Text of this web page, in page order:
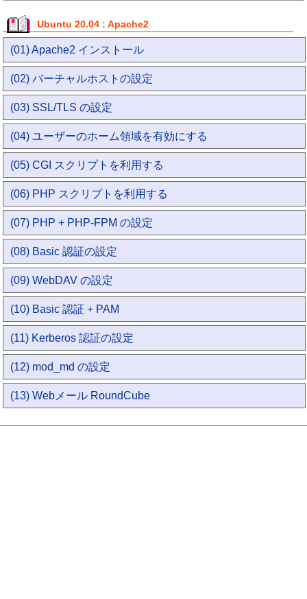
Ubuntu 20.04 : Apache2
(01) Apache2 インストール
(02) バーチャルホストの設定
(03) SSL/TLS の設定
(04) ユーザーのホーム領域を有効にする
(05) CGI スクリプトを利用する
(06) PHP スクリプトを利用する
(07) PHP + PHP-FPM の設定
(08) Basic 認証の設定
(09) WebDAV の設定
(10) Basic 認証 + PAM
(11) Kerberos 認証の設定
(12) mod_md の設定
(13) Webメール RoundCube